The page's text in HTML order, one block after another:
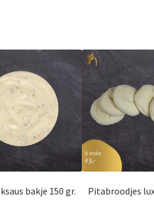
bakje 150 gr. Pitabroodjes